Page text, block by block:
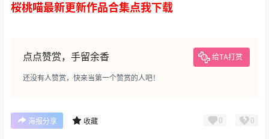
桜桃喵最新更新作品合集点我下载
点点赞赏，手留余香 给TA打赏
还没有人赞赏，快来当第一个赞赏的人吧！
海报分享 收藏 0 0